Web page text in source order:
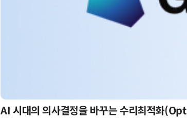
AI 핀옵스 실전 세미나: 폭증하는 AI 토큰 비용